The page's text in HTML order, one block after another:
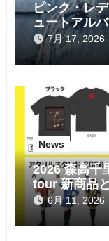
ピンク・レ
ュートアル
7月 17, 2026
News
2026 森高千
tour 新商品
6月 11, 2026